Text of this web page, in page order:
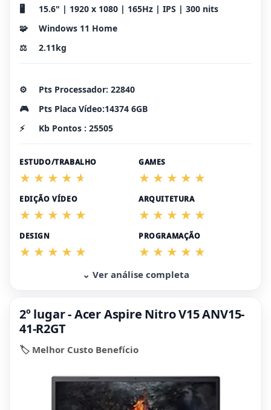
🖥️
15.6" | 1920 x 1080 | 165Hz | IPS | 300 nits
🧩
Windows 11 Home
⚖️
2.11kg
⚙️
Pts Processador: 22840
🎮
Pts Placa Vídeo:14374 6GB
⚡
Kb Pontos : 25505
ESTUDO/TRABALHO GAMES
EDIÇÃO VÍDEO ARQUITETURA
DESIGN PROGRAMAÇÃO
⌄ Ver análise completa
2º lugar - Acer Aspire Nitro V15 ANV15-
41-R2GT
🏷️ Melhor Custo Benefício